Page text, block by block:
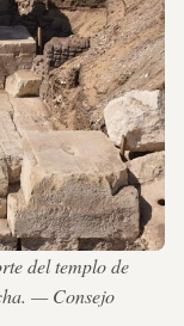
del templo de
— Consejo